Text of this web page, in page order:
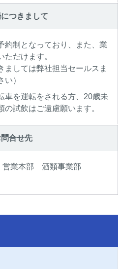
つきまして
約制となっており、また、業
だけます。
ましては弊社担当セールスま
）
車を運転をされる方、20歳未
試飲はご遠慮願います。
問合せ先
営業本部 酒類事業部